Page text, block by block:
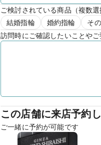
ご検討されている商品（複数選
結婚指輪
婚約指輪
そ
訪問時にご確認したいことや
この店舗に来店予約
ご一緒に予約が可能です